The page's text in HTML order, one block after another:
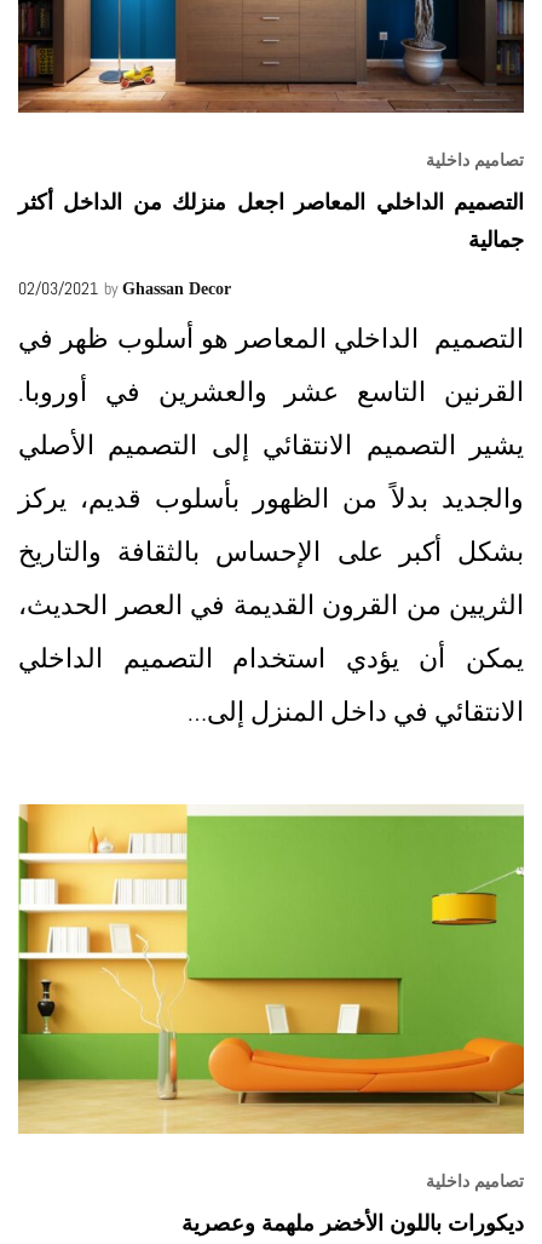
تصاميم داخلية
التصميم الداخلي المعاصر اجعل منزلك من الداخل أكثر
جمالية
02/03/2021 by Ghassan Decor
التصميم الداخلي المعاصر هو أسلوب ظهر في
القرنين التاسع عشر والعشرين في أوروبا.
يشير التصميم الانتقائي إلى التصميم الأصلي
والجديد بدلاً من الظهور بأسلوب قديم، يركز
بشكل أكبر على الإحساس بالثقافة والتاريخ
الثريين من القرون القديمة في العصر الحديث،
يمكن أن يؤدي استخدام التصميم الداخلي
الانتقائي في داخل المنزل إلى…
تصاميم داخلية
ديكورات باللون الأخضر ملهمة وعصرية